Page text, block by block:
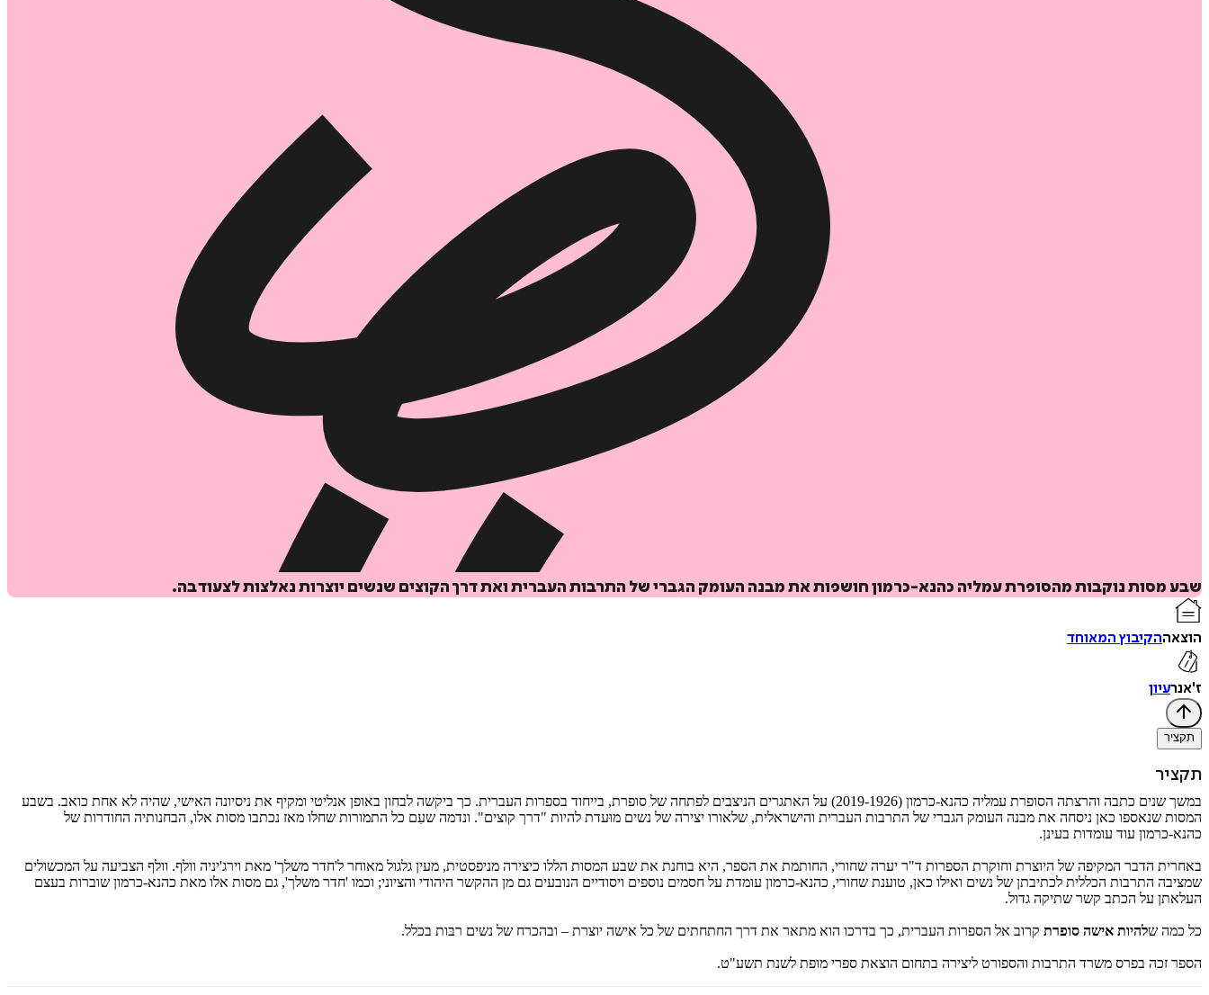
לסל
איזה פורמט בא לך?
דיגיטלי
32
במבצע עד:
31/08/2026
מודפס
₪67.2
שבע מסות נוקבות מהסופרת עמליה כהנא-כרמון חושפות את מבנה העומק הגברי של התרבות העברית ואת דרך הקוצים שנשים יוצרות נאלצות לצעוד בה.
הוצאההקיבוץ המאוחד
ז'אנרעיון
תקציר
תקציר
במשך שנים כתבה והרצתה הסופרת עמליה כהנא-כרמון (2019-1926) על האתגרים הניצבים לפתחה של סופרת, בייחוד בספרות העברית. כך ביקשה לבחון באופן אנליטי ומקיף את ניסיונה האישי, שהיה לא אחת כואב. בשבע
המסות שנאספו כאן ניסחה את מבנה העומק הגברי של התרבות העברית והישראלית, שלאורו יצירה של נשים מוּעדת להיות "דרך קוצים". ונדמה שעִם כל התמורות שחלו מאז נכתבו מסות אלו, הבחנותיה החודרות של
כהנא-כרמון עוד עומדות בעינן.
באחרית הדבר המקיפה של היוצרת וחוקרת הספרות ד"ר יערה שחורי, החותמת את הספר, היא בוחנת את שבע המסות הללו כיצירה מניפסטית, מעין גלגול מאוחר ל'חדר משלך' מאת וירג'יניה וולף. וולף הצביעה על המכשולים
שמציבה התרבות הכללית לכתיבתן של נשים ואילו כאן, טוענת שחורי, כהנא-כרמון עומדת על חסמים נוספים ויסודיים הנובעים גם מן ההקשר היהודי והציוני; וכמו 'חדר משלך', גם מסות אלו מאת כהנא-כרמון שוברות בעצם
העלאתן על הכתב קשר שתיקה גדול.
כל כמה שלהיות אישה סופרת קרוב אל הספרות העברית, כך בדרכו הוא מתאר את דרך החתחתים של כל אישה יוצרת – ובהכרח של נשים רבּות בכלל.
הספר זכה בפרס משרד התרבות והספורט ליצירה בתחום הוצאת ספרי מופת לשנת תשע"ט.